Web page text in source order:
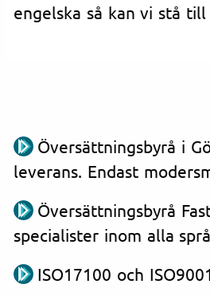
engelska så kan vi stå
Översättningsbyrå i
leverans. Endast
Översättningsbyrå
specialister inom alla
ISO17100 och